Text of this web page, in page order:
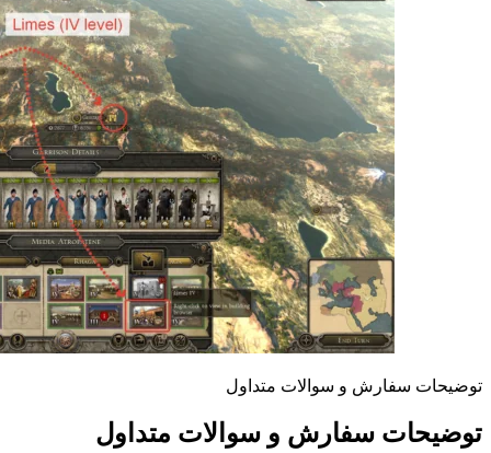
توضیحات سفارش و سوالات متداول
توضیحات سفارش و سوالات متداول